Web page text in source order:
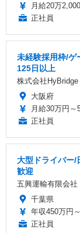
月給20万
正社員
未経験採用枠/ゲ
125日以上
株式会社HyBridge
大阪府
月給30万円～
正社員
大型ドライバー/
歓迎
五興運輸有限会社
千葉県
年収450万円
正社員